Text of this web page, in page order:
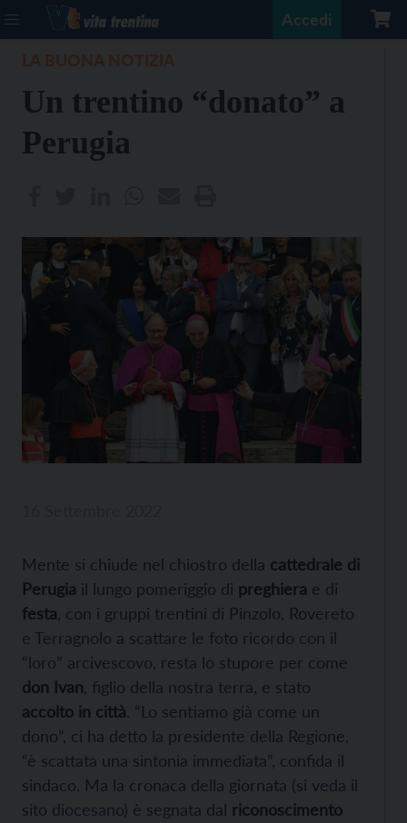
Accedi
Un trentino “donato” a
Perugia
Mente si chiude nel chiostro della cattedrale di
Perugia il lungo pomeriggio di preghiera e di
festa , con i gruppi trentini di Pinzolo, Rovereto
e Terragnolo a scattare le foto ricordo con il
“loro” arcivescovo, resta lo stupore per come
don Ivan , figlio della nostra terra, e stato
accolto in città. “Lo sentiamo già come un
dono”, ci ha detto la presidente della Regione,
“è scattata una sintonia immediata”, confida il
sindaco. Ma la cronaca della giornata (si veda il
sito diocesano) è segnata dal riconoscimento